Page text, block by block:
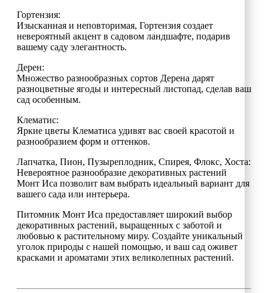
Гортензия:
Изысканная и неповторимая, Гортензия создает
невероятный акцент в садовом ландшафте, подарив
вашему саду элегантность.
Дерен:
Множество разнообразных сортов Дерена дарят
разноцветные ягоды и интересный листопад, сделав ваш
сад особенным.
Клематис:
Яркие цветы Клематиса удивят вас своей красотой и
разнообразием форм и оттенков.
Лапчатка, Пион, Пузыреплодник, Спирея, Флокс, Хоста:
Невероятное разнообразие декоративных растений
Монт Иса позволит вам выбрать идеальный вариант для
вашего сада или интерьера.
Питомник Монт Иса предоставляет широкий выбор
декоративных растений, выращенных с заботой и
любовью к растительному миру. Создайте уникальный
уголок природы с нашей помощью, и ваш сад оживет
красками и ароматами этих великолепных растений.